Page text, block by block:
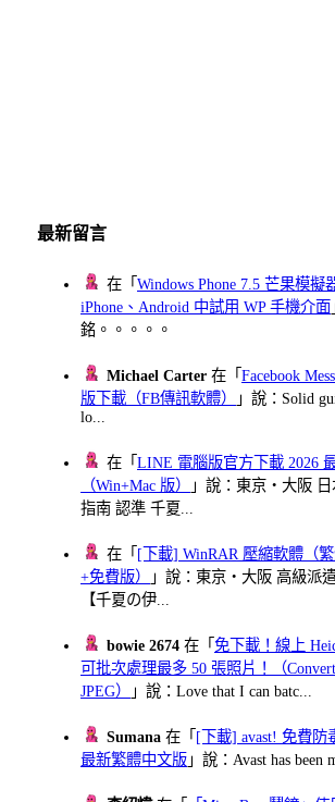
最新留言
在「Windows Phone 7.5 芒果模擬
iPhone、Android 中試用 WP 手機介面
銘。。。。。
Michael Carter 在「Facebook
版下載（FB傳訊軟體）
」說：Solid
lo...
在「LINE 電腦版官方下載 2026
（Win+Mac 版）
」說：東京・大阪
指南 認準 千夏...
在「 [下載] WinRAR 壓縮軟體（
+免費版）
」說：東京・大阪 高級派
【千夏の伊...
bowie 2674 在「免下載！線上
可批次處理最多 50 張照片！（
JPEG）
」說：Love that I can batc...
Sumana 在「 [下載] avast! 免費防
最新繁體中文版 」說：Avast has been